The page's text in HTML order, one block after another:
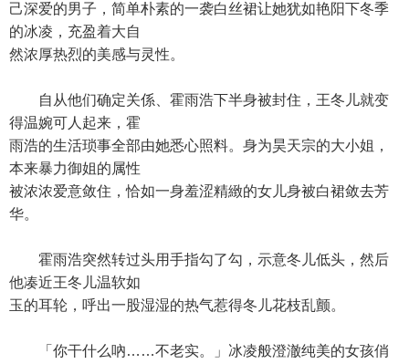
己深爱的男子，简单朴素的一袭白丝裙让她犹如艳阳下冬季
的冰凌，充盈着大自
然浓厚热烈的美感与灵性。
自从他们确定关係、霍雨浩下半身被封住，王冬儿就变
得温婉可人起来，霍
雨浩的生活琐事全部由她悉心照料。身为昊天宗的大小姐，
本来暴力御姐的属性
被浓浓爱意敛住，恰如一身羞涩精緻的女儿身被白裙敛去芳
华。
霍雨浩突然转过头用手指勾了勾，示意冬儿低头，然后
他凑近王冬儿温软如
玉的耳轮，呼出一股湿湿的热气惹得冬儿花枝乱颤。
「你干什么吶……不老实。」冰凌般澄澈纯美的女孩俏